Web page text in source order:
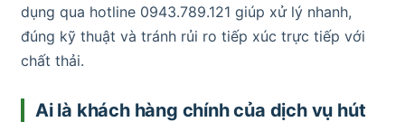
dụng qua hotline 0943.789.121 giúp xử lý nhanh,
đúng kỹ thuật và tránh rủi ro tiếp xúc trực tiếp với
chất thải.
Ai là khách hàng chính của dịch vụ hút